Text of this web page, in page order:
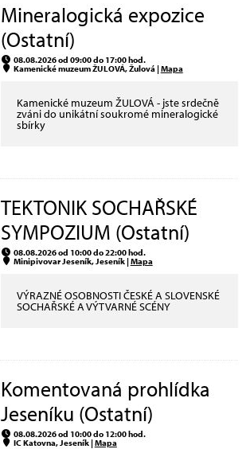
Mineralogická expozice
(Ostatní)
08.08.2026 od 09:00 do 17:00 hod.
Kamenické muzeum ŽULOVÁ, Žulová |Mapa
Kamenické muzeum ŽULOVÁ - jste srdečně
zváni do unikátní soukromé mineralogické
sbírky
TEKTONIK SOCHAŘSKÉ
SYMPOZIUM (Ostatní)
08.08.2026 od 10:00 do 22:00 hod.
Minipivovar Jeseník, Jeseník |Mapa
VÝRAZNÉ OSOBNOSTI ČESKÉ A SLOVENSKÉ
SOCHAŘSKÉ A VÝTVARNÉ SCÉNY
Komentovaná prohlídka
Jeseníku (Ostatní)
08.08.2026 od 10:00 do 12:00 hod.
IC Katovna, Jeseník |Mapa